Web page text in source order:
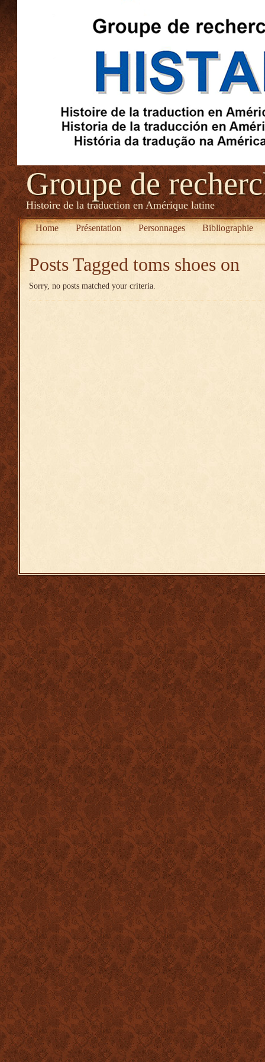
Groupe de
Histoire de la traduction en Amérique latine
Home Présentation Personnages Bibliographie
Posts Tagged toms shoes on
Sorry, no posts matched your criteria.